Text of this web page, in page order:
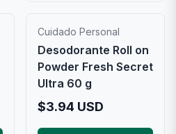
Cuidado Personal
Desodorante Roll on
Powder Fresh Secret
Ultra 60 g
$3.94 USD